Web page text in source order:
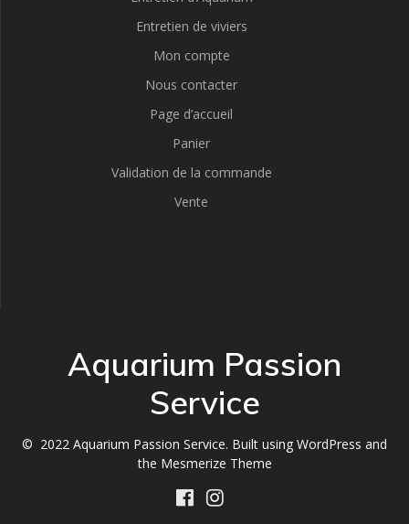
Entretien de viviers
Mon compte
Nous contacter
Page d’accueil
Panier
Validation de la commande
Vente
Aquarium Passion
Service
© 2022 Aquarium Passion Service. Built using WordPress and
the Mesmerize Theme